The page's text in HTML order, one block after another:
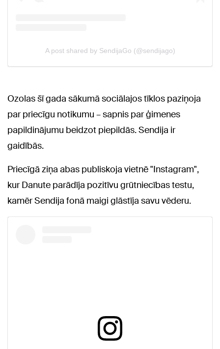
Ozolas šī gada sākumā sociālajos tīklos paziņoja
par priecīgu notikumu – sapnis par ģimenes
papildinājumu beidzot piepildās. Sendija ir
gaidībās.
Priecīgā ziņa abas publiskoja vietnē "Instagram",
kur Danute parādīja pozitīvu grūtniecības testu,
kamēr Sendija fonā maigi glāstīja savu vēderu.